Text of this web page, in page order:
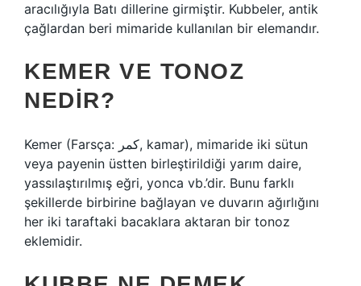
aracılığıyla Batı dillerine girmiştir. Kubbeler, antik
çağlardan beri mimaride kullanılan bir elemandır.
KEMER VE TONOZ
NEDIR?
Kemer (Farsça: كمر, kamar), mimaride iki sütun
veya payenin üstten birleştirildiği yarım daire,
yassılaştırılmış eğri, yonca vb.’dir. Bunu farklı
şekillerde birbirine bağlayan ve duvarın ağırlığını
her iki taraftaki bacaklara aktaran bir tonoz
eklemidir.